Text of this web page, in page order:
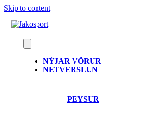
Skip to content
NÝJAR VÖRUR
NETVERSLUN
PEYSUR